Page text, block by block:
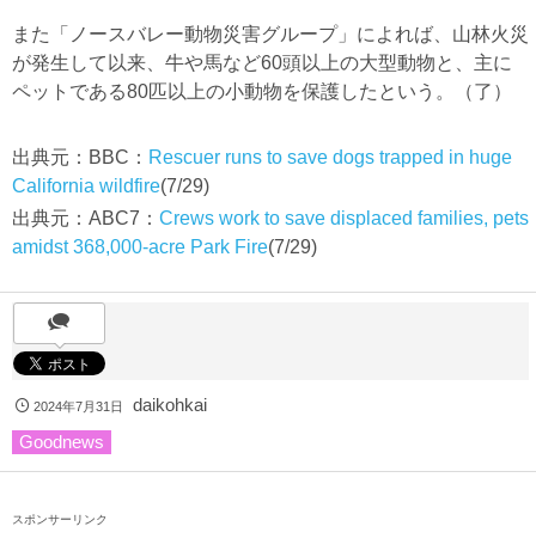
また「ノースバレー動物災害グループ」によれば、山林火災
が発生して以来、牛や馬など60頭以上の大型動物と、主に
ペットである80匹以上の小動物を保護したという。（了）
出典元：BBC： Rescuer runs to save dogs trapped in huge
California wildfire(7/29)
出典元：ABC7： Crews work to save displaced families, pets
amidst 368,000-acre Park Fire(7/29)
2024年7月31日
daikohkai
Goodnews
スポンサーリンク